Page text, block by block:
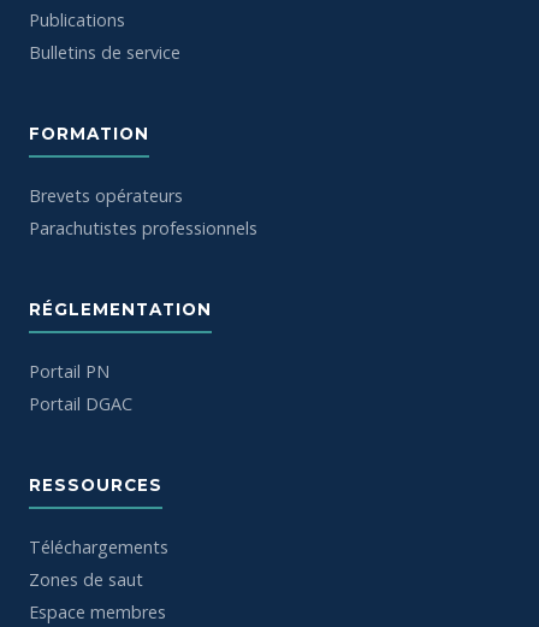
Publications
Bulletins de service
FORMATION
Brevets opérateurs
Parachutistes professionnels
RÉGLEMENTATION
Portail PN
Portail DGAC
RESSOURCES
Téléchargements
Zones de saut
Espace membres